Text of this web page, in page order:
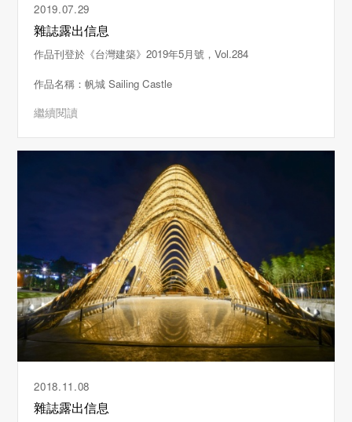
2019.07.29
雜誌露出信息
作品刊登於《台灣建築》2019年5月號，Vol.284
作品名稱：帆城 Sailing Castle
繼續閱讀
2018.11.08
雜誌露出信息